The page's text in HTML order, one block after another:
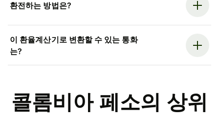
환전하는 방법은?
이 환율계산기로 변환할 수 있는 통화
는?
콜롬비아 페소의 상위